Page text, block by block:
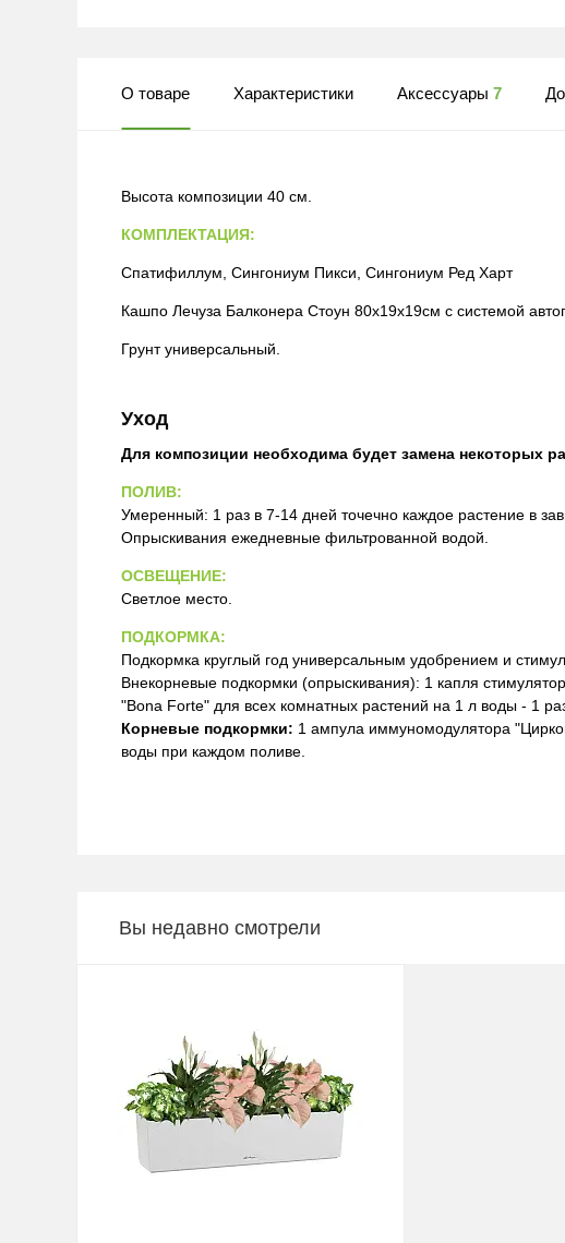
О товаре Характеристики Аксессуары 7
Высота композиции 40 см.
КОМПЛЕКТАЦИЯ:
Спатифиллум, Сингониум Пикси, Сингониум Ред Харт
Кашпо Лечуза Балконера Стоун 80х19х19см с системой
Грунт универсальный.
Уход
Для композиции необходима будет замена некоторых
ПОЛИВ:
Умеренный: 1 раз в 7-14 дней точечно каждое растение в
Опрыскивания ежедневные фильтрованной водой.
ОСВЕЩЕНИЕ:
Светлое место.
ПОДКОРМКА:
Подкормка круглый год универсальным удобрением и
Внекорневые подкормки (опрыскивания): 1 капля
"Bona Forte" для всех комнатных растений на 1 л воды - 1
Корневые подкормки: 1 ампула иммуномодулятора
воды при каждом поливе.
Вы недавно смотрели